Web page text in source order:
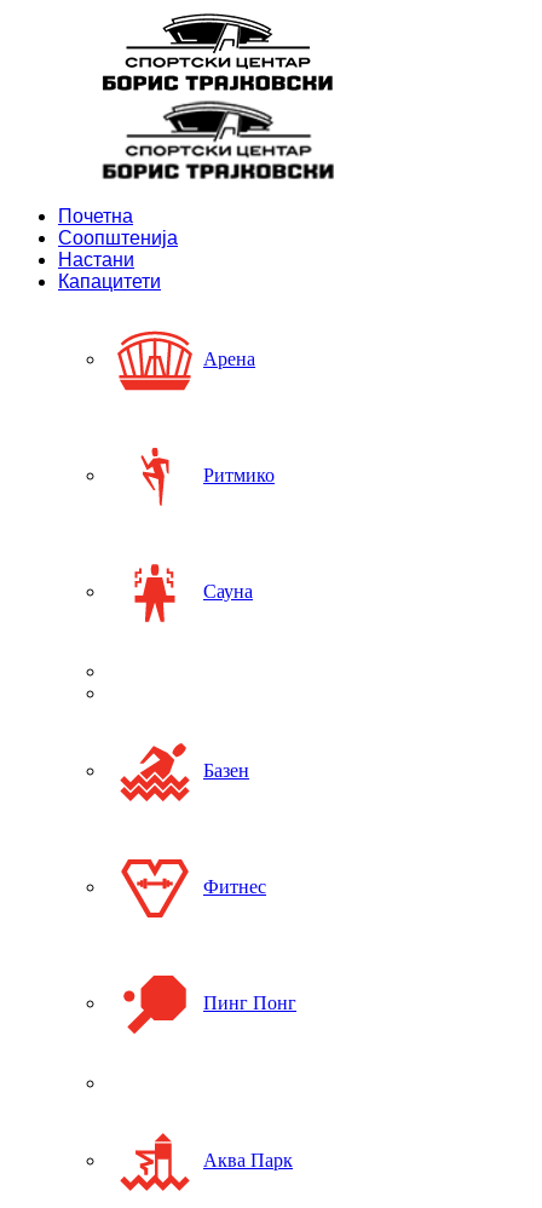
Почетна
Соопштенија
Настани
Капацитети
Арена
Ритмико
Сауна
Базен
Фитнес
Пинг Понг
Аква Парк